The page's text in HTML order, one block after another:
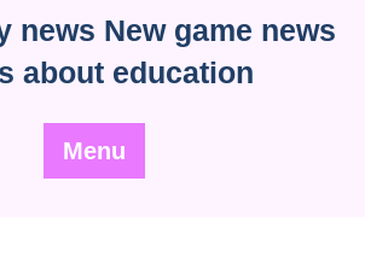
news New game news
about education
Menu